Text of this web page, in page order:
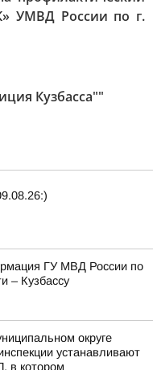
УМВД России по г.
Кузбасса""
ГУ МВД России по
– Кузбассу
округе
устанавливают
в котором